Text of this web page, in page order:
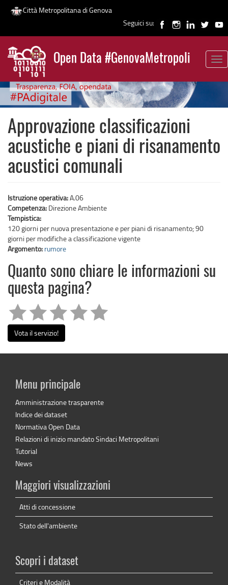
Salta
contenuto
principale
Città Metropolitana di Genova
Seguici su:
Open Data #GenovaMetropoli
News
Approvazione classificazioni
acustiche e piani di risanamento
acustici comunali
Istruzione operativa:A.06
Competenza: Direzione Ambiente
Tempistica:
120 giorni per nuova presentazione e per piani di risanamento; 90
giorni per modifiche a classificazione vigente
Argomento: rumore
Quanto sono chiare le informazioni su
questa pagina?
Vota il servizio!
Menu principale
Amministrazione trasparente
Indice dei dataset
Normativa Open Data
Relazioni di inizio mandato Sindaci Metropolitani
Tutorial
News
Maggiori visualizzazioni
Atti di concessione
Stato dell'ambiente
Scopri i dataset
Criteri e Modalità